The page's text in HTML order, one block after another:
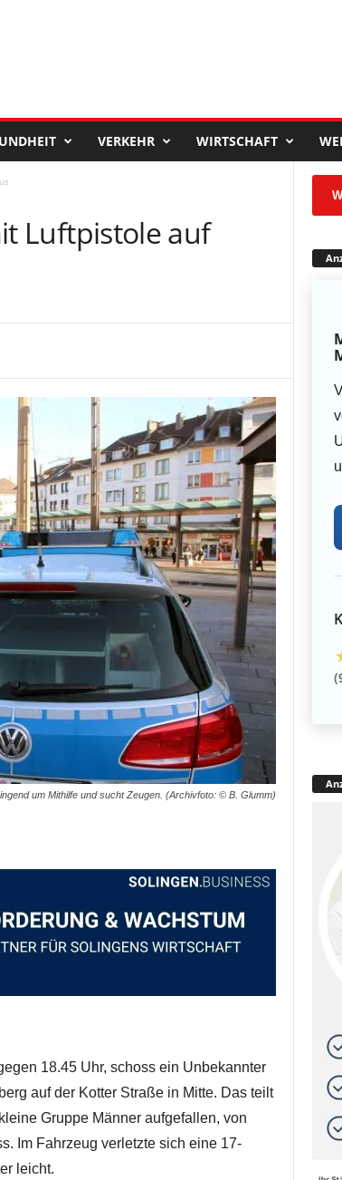
VERKEHR WIRTSCHAFT
Luftpistole auf
um Mithilfe und sucht Zeugen. (Archivfoto: © B. Glumm)
18.45 Uhr, schoss ein Unbekannter
auf der Kotter Straße in Mitte. Das teilt
Gruppe Männer aufgefallen, von
Im Fahrzeug verletzte sich eine 17-
leicht.